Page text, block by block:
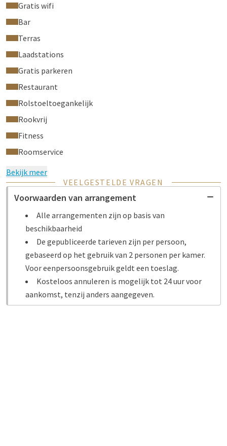
Gratis wifi
Bar
Terras
Laadstations
Gratis parkeren
Restaurant
Rolstoeltoegankelijk
Rookvrij
Fitness
Roomservice
Bekijk meer
VEELGESTELDE VRAGEN
Voorwaarden van arrangement
Alle arrangementen zijn op basis van
beschikbaarheid
De gepubliceerde tarieven zijn per persoon,
gebaseerd op het gebruik van 2 personen per kamer.
Voor eenpersoonsgebruik geldt een toeslag.
Kosteloos annuleren is mogelijk tot 24 uur voor
aankomst, tenzij anders aangegeven.